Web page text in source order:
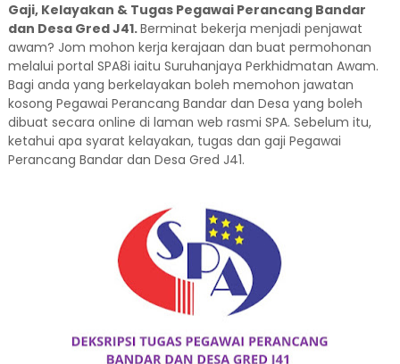
Gaji, Kelayakan & Tugas Pegawai Perancang Bandar
dan Desa Gred J41.Berminat bekerja menjadi penjawat
awam? Jom mohon kerja kerajaan dan buat permohonan
melalui portal SPA8i iaitu Suruhanjaya Perkhidmatan Awam.
Bagi anda yang berkelayakan boleh memohon jawatan
kosong Pegawai Perancang Bandar dan Desa yang boleh
dibuat secara online di laman web rasmi SPA. Sebelum itu,
ketahui apa syarat kelayakan, tugas dan gaji Pegawai
Perancang Bandar dan Desa Gred J41.